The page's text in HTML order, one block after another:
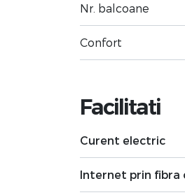
Nr. balcoane
Confort
Facilitati
Curent electric
Internet prin fibra